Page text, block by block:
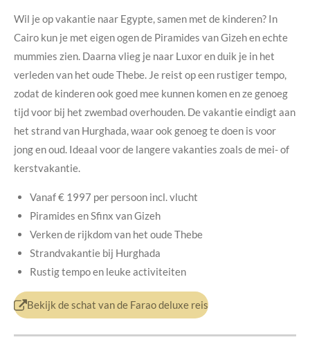
Wil je op vakantie naar Egypte, samen met de kinderen? In
Cairo kun je met eigen ogen de Piramides van Gizeh en echte
mummies zien. Daarna vlieg je naar Luxor en duik je in het
verleden van het oude Thebe. Je reist op een rustiger tempo,
zodat de kinderen ook goed mee kunnen komen en ze genoeg
tijd voor bij het zwembad overhouden. De vakantie eindigt aan
het strand van Hurghada, waar ook genoeg te doen is voor
jong en oud. Ideaal voor de langere vakanties zoals de mei- of
kerstvakantie.
Vanaf € 1997 per persoon incl. vlucht
Piramides en Sfinx van Gizeh
Verken de rijkdom van het oude Thebe
Strandvakantie bij Hurghada
Rustig tempo en leuke activiteiten
Bekijk de schat van de Farao deluxe reis